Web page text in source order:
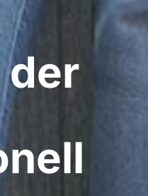
der